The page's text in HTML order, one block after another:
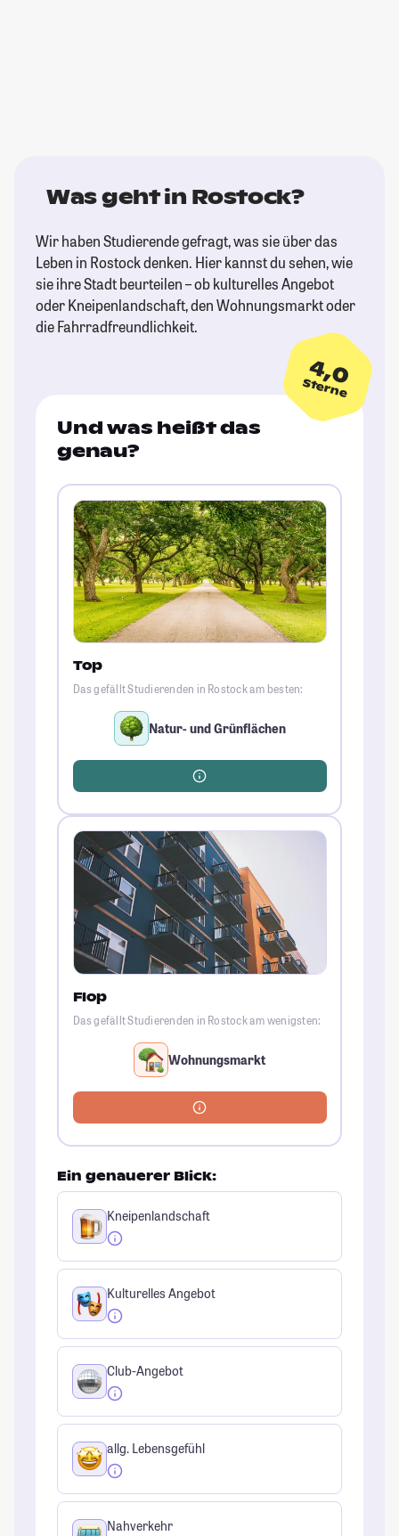
Was geht in Rostock?
Wir haben Studierende gefragt, was sie über das
Leben in Rostock denken. Hier kannst du sehen, wie
sie ihre Stadt beurteilen – ob kulturelles Angebot
oder Kneipenlandschaft, den Wohnungsmarkt oder
die Fahrradfreundlichkeit.
4,0
Sterne
Und was heißt das
genau?
Top
Das gefällt Studierenden in Rostock am besten:
Natur- und Grünflächen
Flop
Das gefällt Studierenden in Rostock am wenigsten:
Wohnungsmarkt
Ein genauerer Blick:
Kneipenlandschaft
Kulturelles Angebot
Club-Angebot
allg. Lebensgefühl
Nahverkehr